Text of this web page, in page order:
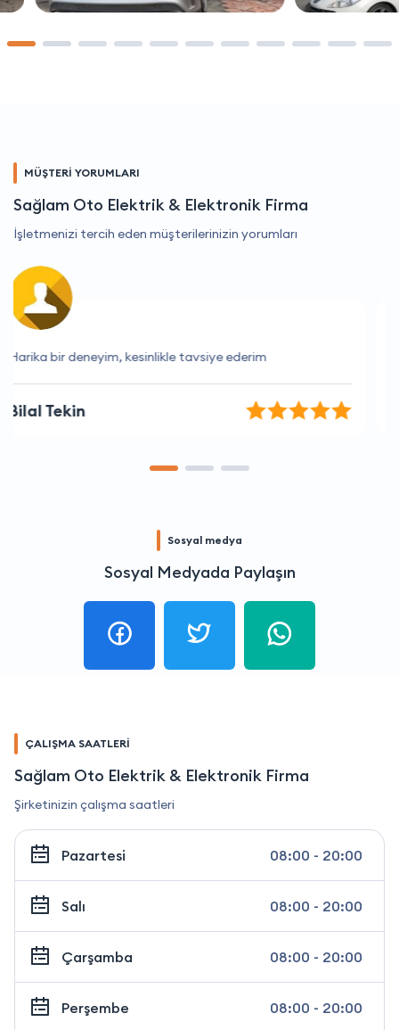
MÜŞTERİ YORUMLARI
Sağlam Oto Elektrik & Elektronik Firma
İşletmenizi tercih eden müşterilerinizin yorumları
Bu firma her zaman beklentilerimi aşıyor
Onur Düzgün
Sosyal medya
Sosyal Medyada Paylaşın
ÇALIŞMA SAATLERİ
Sağlam Oto Elektrik & Elektronik Firma
Şirketinizin çalışma saatleri
Pazartesi 08:00 - 20:00
Salı 08:00 - 20:00
Çarşamba 08:00 - 20:00
Perşembe 08:00 - 20:00